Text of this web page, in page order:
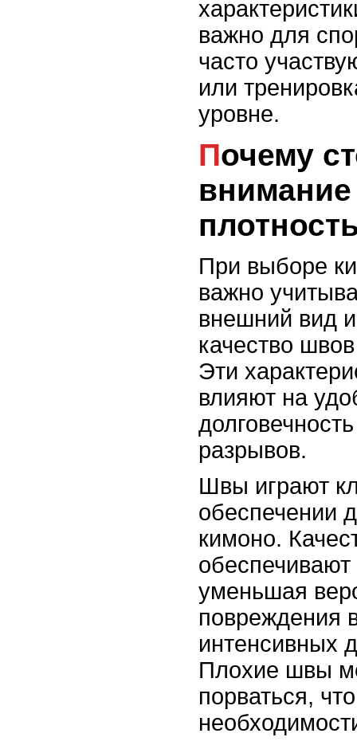
важно для
часто
или
уровне.
Почему стоит обратить
При выборе
важно
внешний вид
качество
Эти
влияют на
разрывов.
Швы играют
обеспечении
кимоно.
обеспечивают
уменьшая
повреждения
интенсивных
Плохие швы
порваться,